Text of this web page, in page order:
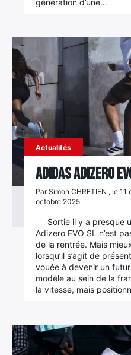
génération d’une…
Actualités
Adidas Adizero
Par Simon CHRETIEN , le
octobre 2025
Sortie il y a presque
Adizero EVO SL n’est
de la rentrée. Mais
lorsqu’il s’agit de
vouée à devenir un
modèle au sein de la
la vitesse, mais